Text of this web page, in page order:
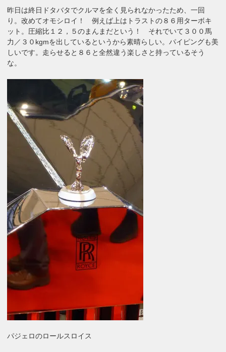
昨日は終日ドタバタでクルマを全く見られなかったため、一回
り。改めてオモシロイ！ 例えば上はトラストの８６用ターボキ
ット。圧縮比１２，５のまんまだという！ それでいて３００馬
力／３０kgmを出しているというから素晴らしい。パイピングも美
しいです。走らせると８６と全然違う楽しさと持っているそう
な。
パジェロのロールスロイス